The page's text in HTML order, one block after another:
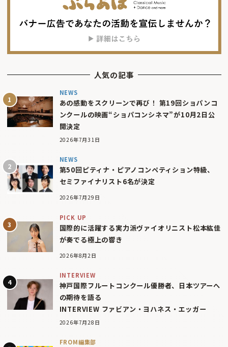
人気の記事
NEWS
あの感動をスクリーンで再び！ 第19回ショパンコ
ンクールの映画“ショパコンシネマ”が10月2日公
開決定
2026年7月31日
NEWS
第50回ピティナ・ピアノコンペティション特級、
セミファイナリスト6名が決定
2026年7月29日
PICK UP
国際的に活躍する実力派ヴァイオリニスト松本紘佳
が奏でる極上の響き
2026年8月2日
INTERVIEW
神戸国際フルートコンクール優勝者、日本ツアーへ
の期待を語る
INTERVIEW ファビアン・ヨハネス・エッガー
2026年7月28日
FROM編集部